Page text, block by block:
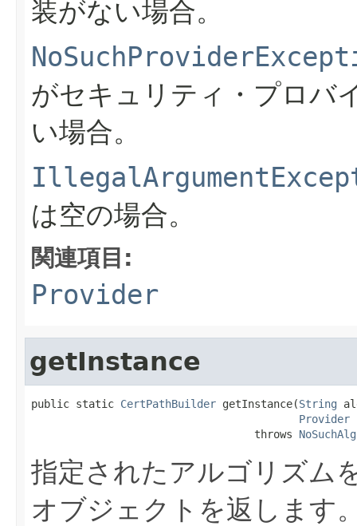
装がない場合。
がセキュリティ・プロバ
い場合。
は空の場合。
関連項目:
Provider
getInstance
public static CertPathBuilder getInstance(String
Provider
                                   throws
指定されたアルゴリズム
オブジェクトを返します